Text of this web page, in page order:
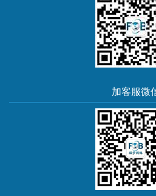
加客服微